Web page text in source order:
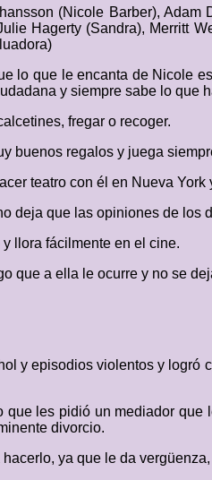
(Nicole Barber), Adam
Hagerty (Sandra), Merritt
lo que le encanta de Nicole
y siempre sabe lo que
fregar o recoger.
buenos regalos y juega
teatro con él en Nueva York
deja que las opiniones de los
llora fácilmente en el cine.
que a ella le ocurre y no se
y episodios violentos y
les pidió un mediador
divorcio.
ya que le da